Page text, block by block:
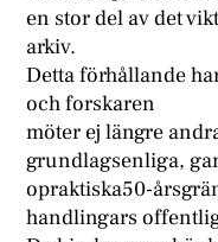
en stor del av det
arkiv.
Detta förhållande
och forskaren
möter ej längre
grundlagsenliga,
opraktiska50-
handlingars